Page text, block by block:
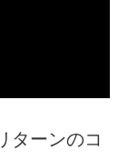
ターンのコ